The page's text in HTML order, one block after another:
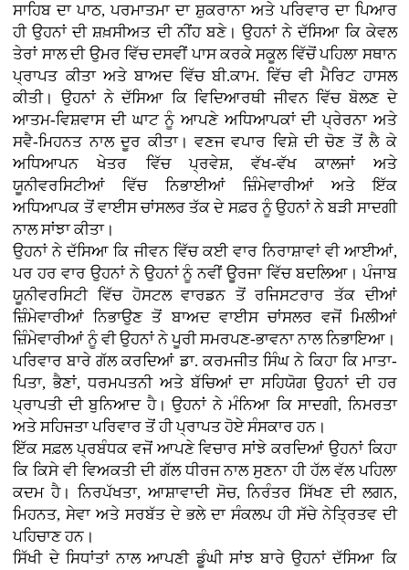
ਸਾਹਿਬ ਦਾ ਪਾਠ, ਪਰਮਾਤਮਾ ਦਾ ਸ਼ੁਕਰਾਨਾ ਅਤੇ ਪਰਿਵਾਰ ਦਾ ਪਿਆਰ
ਹੀ ਉਹਨਾਂ ਦੀ ਸ਼ਖ਼ਸੀਅਤ ਦੀ ਨੀਂਹ ਬਣੇ। ਉਹਨਾਂ ਨੇ ਦੱਸਿਆ ਕਿ ਕੇਵਲ
ਤੇਰਾਂ ਸਾਲ ਦੀ ਉਮਰ ਵਿੱਚ ਦਸਵੀਂ ਪਾਸ ਕਰਕੇ ਸਕੂਲ ਵਿੱਚੋਂ ਪਹਿਲਾ ਸਥਾਨ
ਪ੍ਰਾਪਤ ਕੀਤਾ ਅਤੇ ਬਾਅਦ ਵਿੱਚ ਬੀ.ਕਾਮ. ਵਿੱਚ ਵੀ ਮੈਰਿਟ ਹਾਸਲ
ਕੀਤੀ। ਉਹਨਾਂ ਨੇ ਦੱਸਿਆ ਕਿ ਵਿਦਿਆਰਥੀ ਜੀਵਨ ਵਿੱਚ ਬੋਲਣ ਦੇ
ਆਤਮ-ਵਿਸ਼ਵਾਸ ਦੀ ਘਾਟ ਨੂੰ ਆਪਣੇ ਅਧਿਆਪਕਾਂ ਦੀ ਪ੍ਰੇਰਨਾ ਅਤੇ
ਸਵੈ-ਮਿਹਨਤ ਨਾਲ ਦੂਰ ਕੀਤਾ। ਵਣਜ ਵਪਾਰ ਵਿਸ਼ੇ ਦੀ ਚੋਣ ਤੋਂ ਲੈ ਕੇ
ਅਧਿਆਪਨ ਖੇਤਰ ਵਿੱਚ ਪ੍ਰਵੇਸ਼, ਵੱਖ-ਵੱਖ ਕਾਲਜਾਂ ਅਤੇ
ਯੂਨੀਵਰਸਿਟੀਆਂ ਵਿੱਚ ਨਿਭਾਈਆਂ ਜ਼ਿੰਮੇਵਾਰੀਆਂ ਅਤੇ ਇੱਕ
ਅਧਿਆਪਕ ਤੋਂ ਵਾਈਸ ਚਾਂਸਲਰ ਤੱਕ ਦੇ ਸਫ਼ਰ ਨੂੰ ਉਹਨਾਂ ਨੇ ਬੜੀ ਸਾਦਗੀ
ਨਾਲ ਸਾਂਝਾ ਕੀਤਾ।
ਉਹਨਾਂ ਨੇ ਦੱਸਿਆ ਕਿ ਜੀਵਨ ਵਿੱਚ ਕਈ ਵਾਰ ਨਿਰਾਸ਼ਾਵਾਂ ਵੀ ਆਈਆਂ,
ਪਰ ਹਰ ਵਾਰ ਉਹਨਾਂ ਨੇ ਉਹਨਾਂ ਨੂੰ ਨਵੀਂ ਊਰਜਾ ਵਿੱਚ ਬਦਲਿਆ। ਪੰਜਾਬ
ਯੂਨੀਵਰਸਿਟੀ ਵਿੱਚ ਹੋਸਟਲ ਵਾਰਡਨ ਤੋਂ ਰਜਿਸਟਰਾਰ ਤੱਕ ਦੀਆਂ
ਜ਼ਿੰਮੇਵਾਰੀਆਂ ਨਿਭਾਉਣ ਤੋਂ ਬਾਅਦ ਵਾਈਸ ਚਾਂਸਲਰ ਵਜੋਂ ਮਿਲੀਆਂ
ਜ਼ਿੰਮੇਵਾਰੀਆਂ ਨੂੰ ਵੀ ਉਹਨਾਂ ਨੇ ਪੂਰੀ ਸਮਰਪਣ-ਭਾਵਨਾ ਨਾਲ ਨਿਭਾਇਆ।
ਪਰਿਵਾਰ ਬਾਰੇ ਗੱਲ ਕਰਦਿਆਂ ਡਾ. ਕਰਮਜੀਤ ਸਿੰਘ ਨੇ ਕਿਹਾ ਕਿ ਮਾਤਾ-
ਪਿਤਾ, ਭੈਣਾਂ, ਧਰਮਪਤਨੀ ਅਤੇ ਬੱਚਿਆਂ ਦਾ ਸਹਿਯੋਗ ਉਹਨਾਂ ਦੀ ਹਰ
ਪ੍ਰਾਪਤੀ ਦੀ ਬੁਨਿਆਦ ਹੈ। ਉਹਨਾਂ ਨੇ ਮੰਨਿਆ ਕਿ ਸਾਦਗੀ, ਨਿਮਰਤਾ
ਅਤੇ ਸਹਿਜਤਾ ਪਰਿਵਾਰ ਤੋਂ ਹੀ ਪ੍ਰਾਪਤ ਹੋਏ ਸੰਸਕਾਰ ਹਨ।
ਇੱਕ ਸਫ਼ਲ ਪ੍ਰਬੰਧਕ ਵਜੋਂ ਆਪਣੇ ਵਿਚਾਰ ਸਾਂਝੇ ਕਰਦਿਆਂ ਉਹਨਾਂ ਕਿਹਾ
ਕਿ ਕਿਸੇ ਵੀ ਵਿਅਕਤੀ ਦੀ ਗੱਲ ਧੀਰਜ ਨਾਲ ਸੁਣਨਾ ਹੀ ਹੱਲ ਵੱਲ ਪਹਿਲਾ
ਕਦਮ ਹੈ। ਨਿਰਪੱਖਤਾ, ਆਸ਼ਾਵਾਦੀ ਸੋਚ, ਨਿਰੰਤਰ ਸਿੱਖਣ ਦੀ ਲਗਨ,
ਮਿਹਨਤ, ਸੇਵਾ ਅਤੇ ਸਰਬੱਤ ਦੇ ਭਲੇ ਦਾ ਸੰਕਲਪ ਹੀ ਸੱਚੇ ਨੇਤ੍ਰਿਤਵ ਦੀ
ਪਹਿਚਾਣ ਹਨ।
ਸਿੱਖੀ ਦੇ ਸਿਧਾਂਤਾਂ ਨਾਲ ਆਪਣੀ ਡੂੰਘੀ ਸਾਂਝ ਬਾਰੇ ਉਹਨਾਂ ਦੱਸਿਆ ਕਿ